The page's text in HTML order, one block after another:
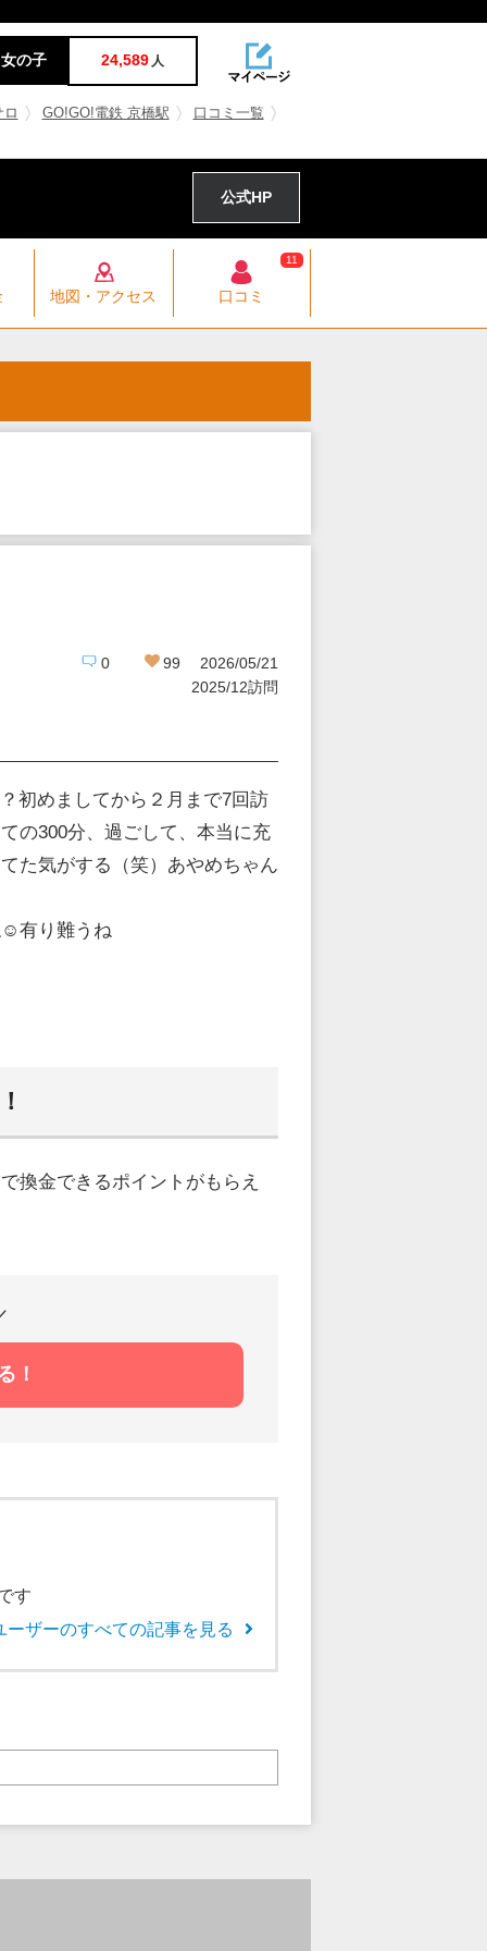
女の子 24,589 人
GO!GO!電鉄 京橋駅 口コミ一覧
公式HP
地図・アクセス 口コミ
11
22歳
0 99
2026/05/21
2025/12訪問
初めましてから２月まで7回訪
の300分、過ごして、本当に充
た気がする（笑）あやめちゃん
☺有り難うね
換金できるポイントがもらえ
！
す
ーザーのすべての記事を見る